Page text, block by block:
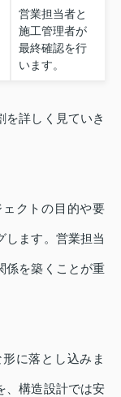
営業担当者と
施工管理者が
最終確認を行
います。
を詳しく見ていき
クトの目的や要
します。営業担当
係を築くことが重
に落とし込みま
、構造設計では安